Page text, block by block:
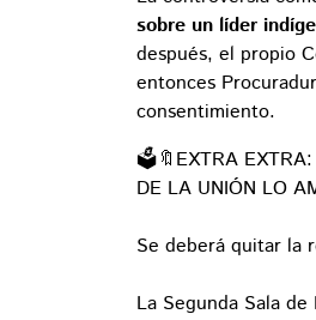
sobre un líder
después, el propio
entonces
consentimiento.
🗳️🔖EXTRA EXTRA:
DE LA UNIÓN LO
Se deberá quitar la
La Segunda Sala